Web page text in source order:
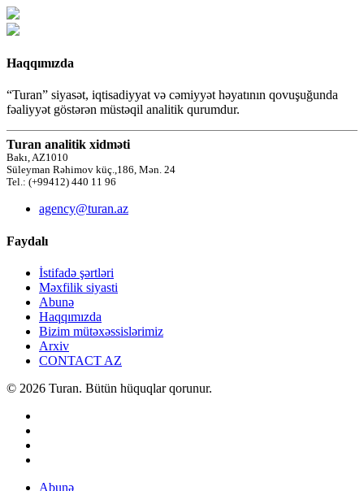
Haqqımızda
“Turan” siyasət, iqtisadiyyat və cəmiyyət həyatının qovuşuğunda
fəaliyyət göstərən müstəqil analitik qurumdur.
Turan analitik xidməti
Bakı, AZ1010
Süleyman Rəhimov küç.,186, Mən. 24
Tel.: (+99412) 440 11 96
agency@turan.az
Faydalı
İstifadə şərtləri
Məxfilik siyasti
Abunə
Haqqımızda
Bizim mütəxəssislərimiz
Arxiv
CONTACT AZ
© 2026 Turan. Bütün hüquqlar qorunur.
Abunə